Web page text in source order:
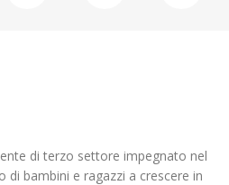
di terzo settore impegnato nel
bambini e ragazzi a crescere in